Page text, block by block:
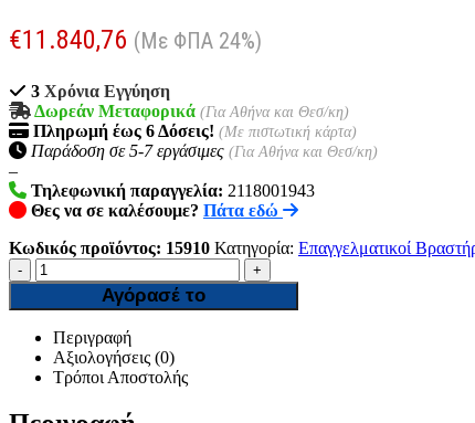
€11.840,76 (Με ΦΠΑ 24%)
3 Χρόνια Εγγύηση
Δωρεάν Μεταφορικά (Για Αθήνα και Θεσ/κη)
Πληρωμή έως 6Δόσεις! (Με πιστωτική κάρτα)
Παράδοση σε 5-7 εργάσιμες (Για Αθήνα και Θεσ/κη)
–
Τηλεφωνική παραγγελία: 2118001943
Θες να σε καλέσουμε? Πάτα εδώ
Κωδικός προϊόντος: 15910 Κατηγορία: Επαγγελματικοί
- +
Αγόρασέ το
Περιγραφή
Αξιολογήσεις (0)
Τρόποι Αποστολής